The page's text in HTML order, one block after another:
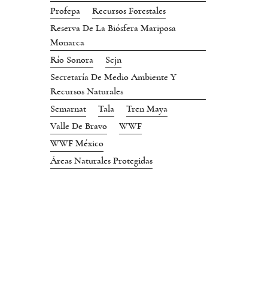
Profepa
Recursos Forestales
Reserva De La Biósfera Mariposa
Monarca
Río Sonora
Scjn
Secretaría De Medio Ambiente Y
Recursos Naturales
Semarnat
Tala
Tren Maya
Valle De Bravo
WWF
WWF México
Áreas Naturales Protegidas